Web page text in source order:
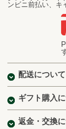
ンビニ前払い、キ
配送について
ギフト購入
返金・交換